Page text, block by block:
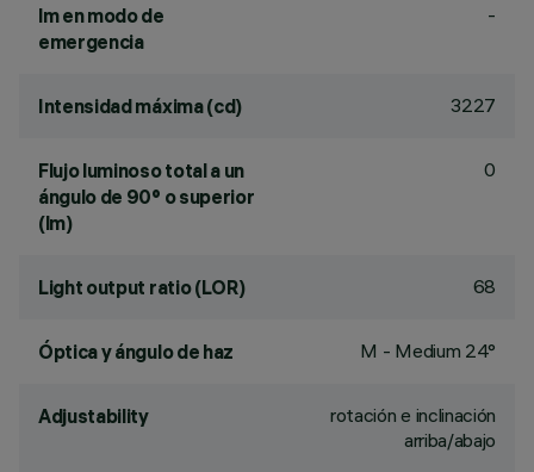
lm en modo de
emergencia
-
Intensidad máxima (cd) 3227
Flujo luminoso total a un
ángulo de 90° o superior
(lm)
0
Light output ratio (LOR) 68
Óptica y ángulo de haz M - Medium 24°
Adjustability
rotación e inclinación
arriba/abajo